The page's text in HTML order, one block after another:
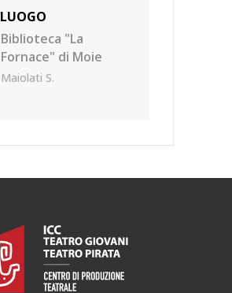
LUOGO
Biblioteca "La
Fornace" di Moie
Maiolati S.